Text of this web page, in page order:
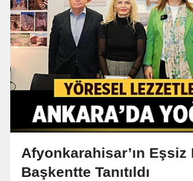
Afyonkarahisar’ın Eşsiz
Başkentte Tanıtıldı